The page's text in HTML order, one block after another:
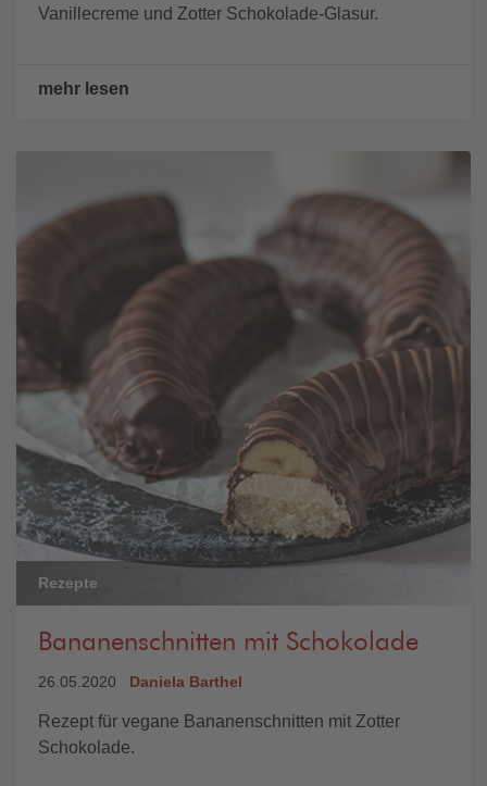
Vanillecreme und Zotter Schokolade-Glasur.
mehr lesen
Rezepte
Bananenschnitten mit Schokolade
26.05.2020 Daniela Barthel
Rezept für vegane Bananenschnitten mit Zotter
Schokolade.